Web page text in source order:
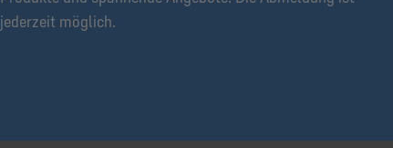
jederzeit möglich.